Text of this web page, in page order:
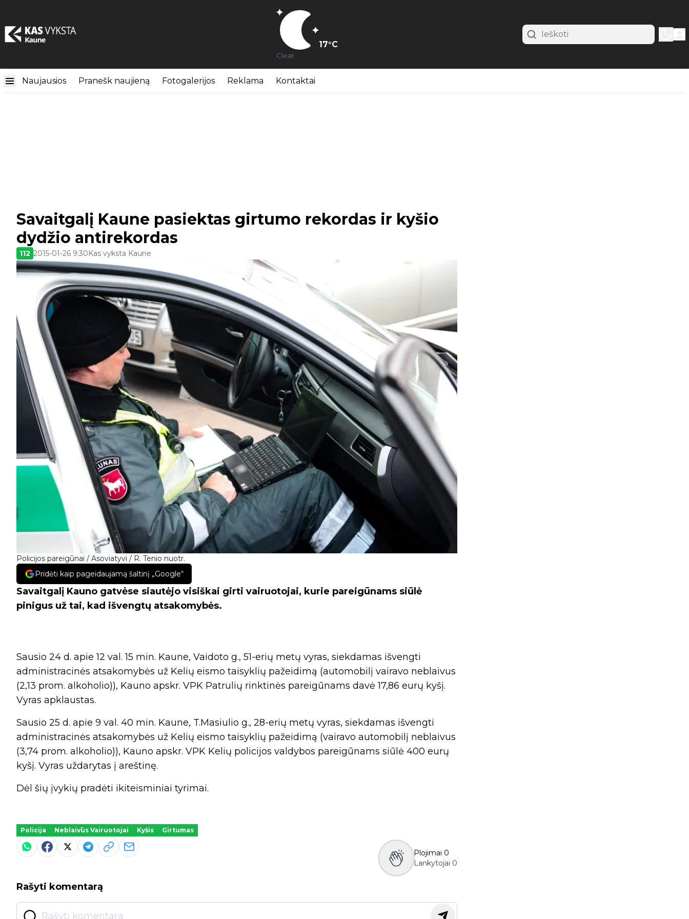
17°C
Clear
Naujausios Pranešk naujieną Fotogalerijos Reklama Kontaktai
Policijos pareigūnai / Asoviatyvi / R. Tenio nuotr.
Savaitgalį Kaune pasiektas girtumo rekordas ir kyšio
dydžio antirekordas
112 2015-01-26 9:30Kas vyksta Kaune
Pridėti kaip pageidaujamą šaltinį „Google“
Savaitgalį Kauno gatvėse siautėjo visiškai girti vairuotojai, kurie pareigūnams siūlė
pinigus už tai, kad išvengtų atsakomybės.
Sausio 24 d. apie 12 val. 15 min. Kaune, Vaidoto g., 51-erių metų vyras, siekdamas išvengti
administracinės atsakomybės už Kelių eismo taisyklių pažeidimą (automobilį vairavo neblaivus
(2,13 prom. alkoholio)), Kauno apskr. VPK Patrulių rinktinės pareigūnams davė 17,86 eurų kyšį.
Vyras apklaustas.
Sausio 25 d. apie 9 val. 40 min. Kaune, T.Masiulio g., 28-erių metų vyras, siekdamas išvengti
administracinės atsakomybės už Kelių eismo taisyklių pažeidimą (vairavo automobilį neblaivus
(3,74 prom. alkoholio)), Kauno apskr. VPK Kelių policijos valdybos pareigūnams siūlė 400 eurų
kyšį. Vyras uždarytas į areštinę.
Dėl šių įvykių pradėti ikiteisminiai tyrimai.
Policija Neblaivūs Vairuotojai Kyšis Girtumas
Plojimai 0
Lankytojai 0
Rašyti komentarą